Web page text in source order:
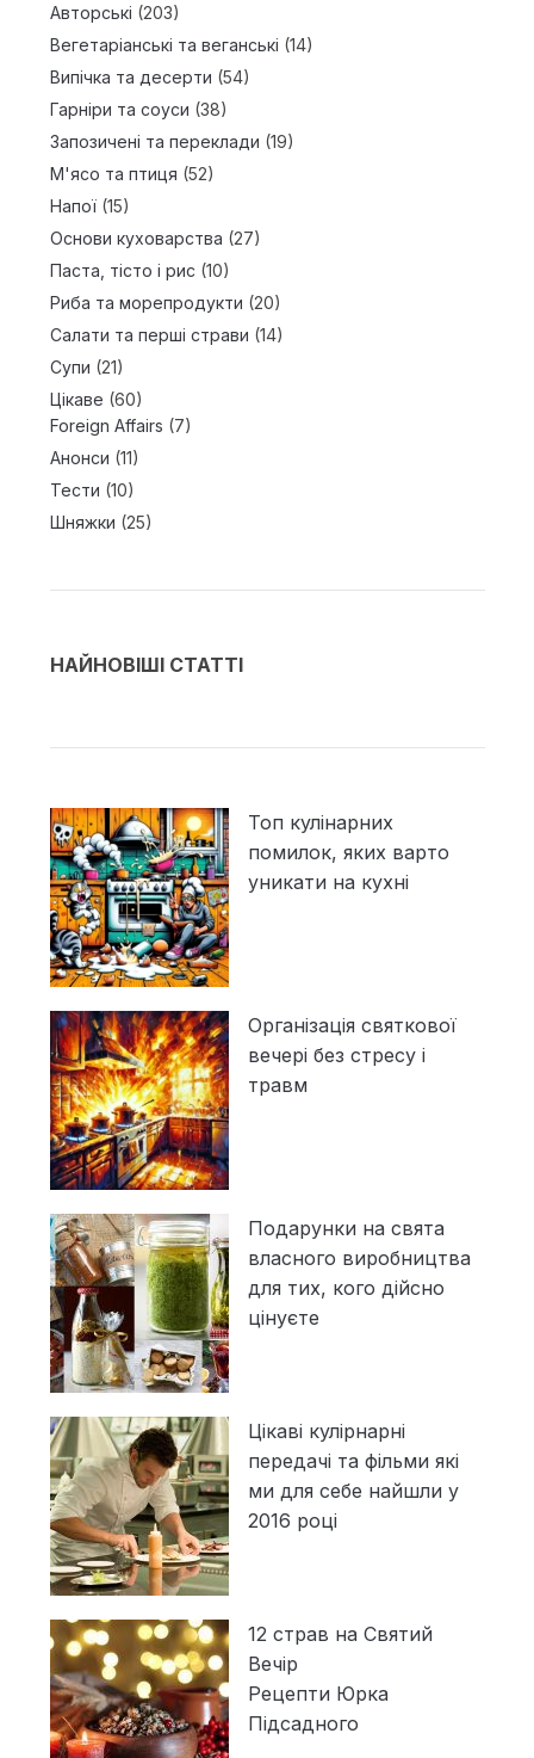
Авторські (203)
Вегетаріанські та веганські (14)
Випічка та десерти (54)
Гарніри та соуси (38)
Запозичені та переклади (19)
М'ясо та птиця (52)
Напої(15)
Основи куховарства (27)
Паста, тісто і рис (10)
Риба та морепродукти (20)
Салати та перші страви (14)
Супи (21)
Цікаве (60)
Foreign Affairs (7)
Анонси (11)
Тести (10)
Шняжки (25)
НАЙНОВІШІ СТАТТІ
Топ кулінарних
помилок, яких варто
уникати на кухні
Організація святкової
вечері без стресу і
травм
Подарунки на свята
власного виробництва
для тих, кого дійсно
цінуєте
Цікаві кулірнарні
передачі та фільми які
ми для себе найшли у
2016 році
12 страв на Святий
Вечір
Рецепти Юрка
Підсадного